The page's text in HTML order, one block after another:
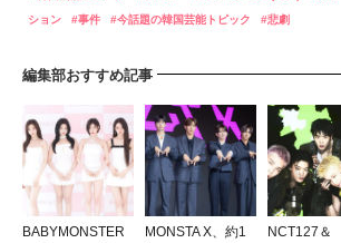
ション
事件 今話題の韓国芸能トピック 悲劇
編集部おすすめ記事
BABYMONSTER
MONSTA X、約1
NCT127＆